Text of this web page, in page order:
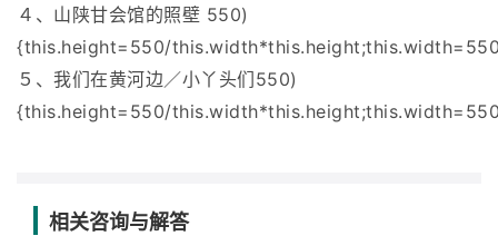
４、山陕甘会馆的照壁 550)
{this.height=550/
５、我们在黄河边／小丫头们550)
{this.height=550/
相关咨询与解答